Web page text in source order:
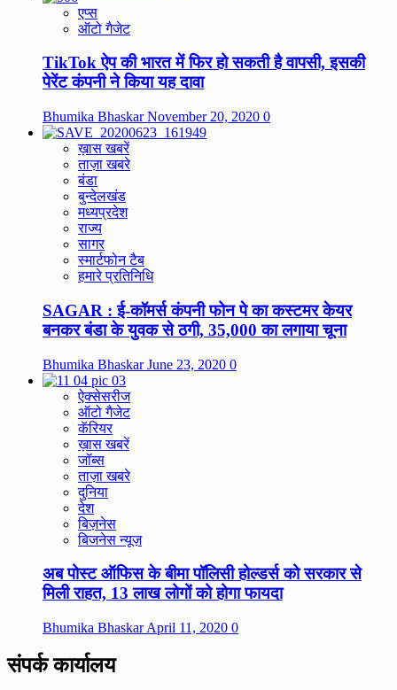
एप्स
ऑटो गैजेट
TikTok ऐप की भारत में फिर हो सकती है वापसी, इसकी
पेरेंट कंपनी ने किया यह दावा
Bhumika BhaskarNovember 20, 2020 0
ख़ास खबरें
ताज़ा खबरे
बंडा
बुन्देलखंड
मध्यप्रदेश
राज्य
सागर
स्मार्टफोन टैब
हमारे प्रतिनिधि
SAGAR : ई-कॉमर्स कंपनी फोन पे का कस्टमर केयर
बनकर बंडा के युवक से ठगी, 35,000 का लगाया चूना
Bhumika BhaskarJune 23, 2020 0
ऐक्सेसरीज
ऑटो गैजेट
कॅरियर
ख़ास खबरें
जॉब्स
ताज़ा खबरे
दुनिया
देश
बिज़नेस
बिजनेस न्यूज़
अब पोस्ट ऑफिस के बीमा पॉलिसी होल्डर्स को सरकार से
मिली राहत, 13 लाख लोगों को होगा फायदा
Bhumika BhaskarApril 11, 2020 0
संपर्क कार्यालय